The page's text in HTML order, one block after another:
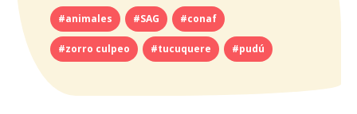
#animales #SAG #conaf
#zorro culpeo #tucuquere #pudú